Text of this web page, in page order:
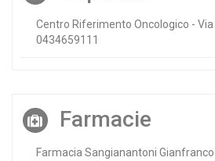
Centro Riferimento Oncologico - Via
0434659111
Farmacie
Farmacia Sangianantoni